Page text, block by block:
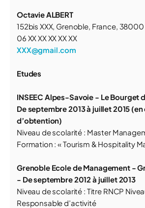
Octavie ALBERT
152bis XXX, Grenoble, France, 38000
06 XX XX XX XX XX
XXX@gmail.com
Etudes
INSEEC Alpes-Savoie - Le Bourget
De septembre 2013 à juillet 2015
d’obtention)
Niveau de scolarité : Master
Formation : « Tourism & Hospitality
Grenoble Ecole de Management -
- De septembre 2012 à juillet 2013
Niveau de scolarité : Titre RNCP
Responsable d’activité